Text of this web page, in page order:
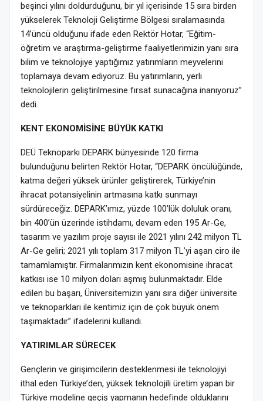
beşinci yılını doldurduğunu, bir yıl içerisinde 15 sıra birden
yükselerek Teknoloji Geliştirme Bölgesi sıralamasında
14’üncü olduğunu ifade eden Rektör Hotar, “Eğitim-
öğretim ve araştırma-geliştirme faaliyetlerimizin yanı sıra
bilim ve teknolojiye yaptığımız yatırımların meyvelerini
toplamaya devam ediyoruz. Bu yatırımların, yerli
teknolojilerin geliştirilmesine fırsat sunacağına inanıyoruz”
dedi.
KENT EKONOMİSİNE BÜYÜK KATKI
DEÜ Teknoparkı DEPARK bünyesinde 120 firma
bulunduğunu belirten Rektör Hotar, “DEPARK öncülüğünde,
katma değeri yüksek ürünler geliştirerek, Türkiye’nin
ihracat potansiyelinin artmasına katkı sunmayı
sürdüreceğiz. DEPARK’ımız, yüzde 100’lük doluluk oranı,
bin 400’ün üzerinde istihdamı, devam eden 195 Ar-Ge,
tasarım ve yazılım proje sayısı ile 2021 yılını 242 milyon TL
Ar-Ge geliri; 2021 yılı toplam 317 milyon TL’yi aşan ciro ile
tamamlamıştır. Firmalarımızın kent ekonomisine ihracat
katkısı ise 10 milyon doları aşmış bulunmaktadır. Elde
edilen bu başarı, Üniversitemizin yanı sıra diğer üniversite
ve teknoparkları ile kentimiz için de çok büyük önem
taşımaktadır” ifadelerini kullandı.
YATIRIMLAR SÜRECEK
Gençlerin ve girişimcilerin desteklenmesi ile teknolojiyi
ithal eden Türkiye’den, yüksek teknolojili üretim yapan bir
Türkiye modeline geçiş yapmanın hedefinde olduklarını